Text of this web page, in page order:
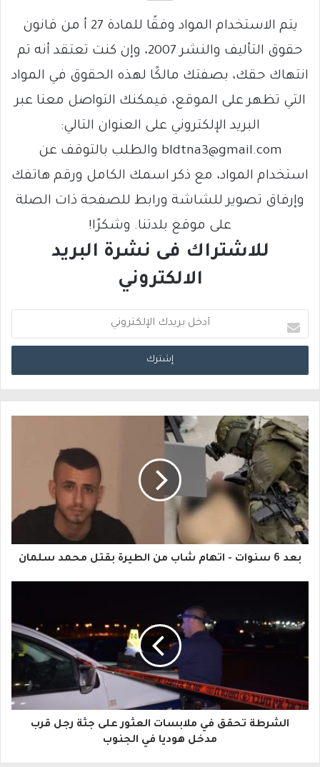
يتم الاستخدام المواد وفقًا للمادة 27 أ من قانون
حقوق التأليف والنشر 2007، وإن كنت تعتقد أنه تم
انتهاك حقك، بصفتك مالكًا لهذه الحقوق في المواد
التي تظهر على الموقع، فيمكنك التواصل معنا عبر
البريد الإلكتروني على العنوان التالي:
bldtna3@gmail.com والطلب بالتوقف عن
استخدام المواد، مع ذكر اسمك الكامل ورقم هاتفك
وإرفاق تصوير للشاشة ورابط للصفحة ذات الصلة
على موقع بلدتنا. وشكرًا!
للاشتراك فى نشرة البريد
الالكتروني
د
خ
ب
ر
ي
د
ك
ا
ل
بعد 6 سنوات - اتهام شاب من الطيرة بقتل محمد سلمان
الشرطة تحقق في ملابسات العثور على جثة رجل قرب
مدخل هوديا في الجنوب